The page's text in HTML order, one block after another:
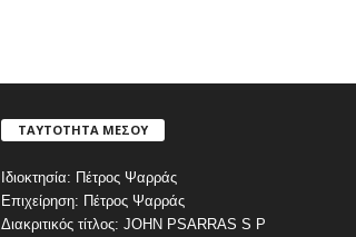
ΤΑΥΤΟΤΗΤΑ ΜΕΣΟΥ
Ιδιοκτησία: Πέτρος Ψαρράς
Επιχείρηση: Πέτρος Ψαρράς
Διακριτικός τίτλος: JOHN PSARRAS S P